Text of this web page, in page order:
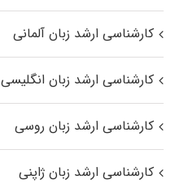
کارشناسی ارشد زبان آلمانی
کارشناسی ارشد زبان انگلیسی
کارشناسی ارشد زبان روسی
کارشناسی ارشد زبان ژاپنی